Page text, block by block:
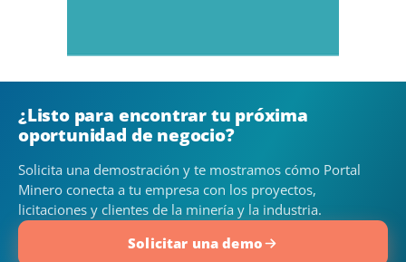
¿Listo para encontrar tu próxima
oportunidad de negocio?
Solicita una demostración y te mostramos cómo Portal
Minero conecta a tu empresa con los proyectos,
licitaciones y clientes de la minería y la industria.
Solicitar una demo